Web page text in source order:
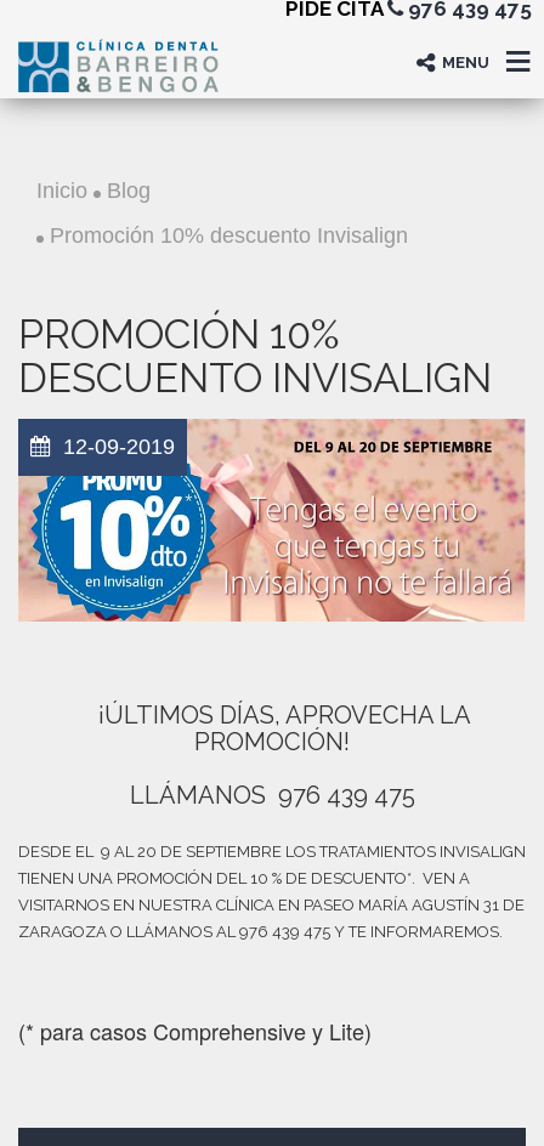
PIDE CITA 976 439 475
MENU
Inicio
Blog
Promoción 10% descuento Invisalign
PROMOCIÓN 10%
DESCUENTO INVISALIGN
12-09-2019
¡ÚLTIMOS DÍAS, APROVECHA LA
PROMOCIÓN!
LLÁMANOS 976 439 475
DESDE EL 9 AL 20 DE SEPTIEMBRE LOS TRATAMIENTOS INVISALIGN
TIENEN UNA PROMOCIÓN DEL 10 % DE DESCUENTO*. VEN A
VISITARNOS EN NUESTRA CLÍNICA EN PASEO MARÍA AGUSTÍN 31 DE
ZARAGOZA O LLÁMANOS AL 976 439 475 Y TE INFORMAREMOS.
(* para casos Comprehensive y Lite)